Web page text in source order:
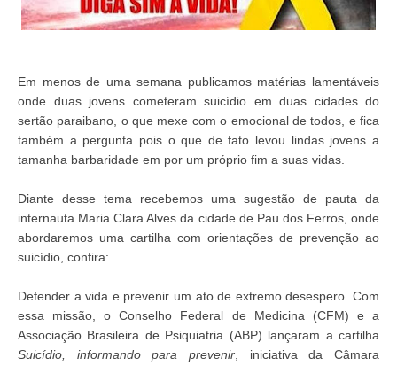
Em menos de uma semana publicamos matérias lamentáveis
onde duas jovens cometeram suicídio em duas cidades do
sertão paraibano, o que mexe com o emocional de todos, e fica
também a pergunta pois o que de fato levou lindas jovens a
tamanha barbaridade em por um próprio fim a suas vidas.
Diante desse tema recebemos uma sugestão de pauta da
internauta Maria Clara Alves da cidade de Pau dos Ferros, onde
abordaremos uma cartilha com orientações de prevenção ao
suicídio, confira:
Defender a vida e prevenir um ato de extremo desespero. Com
essa missão, o Conselho Federal de Medicina (CFM) e a
Associação Brasileira de Psiquiatria (ABP) lançaram a cartilha
Suicídio, informando para prevenir, iniciativa da Câmara